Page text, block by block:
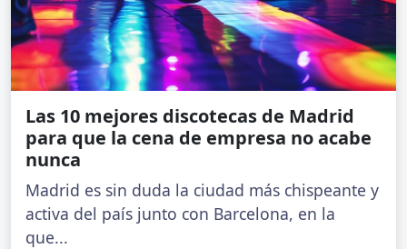
Las 10 mejores discotecas de Madrid
para que la cena de empresa no acabe
nunca
Madrid es sin duda la ciudad más chispeante y
activa del país junto con Barcelona, en la
que...